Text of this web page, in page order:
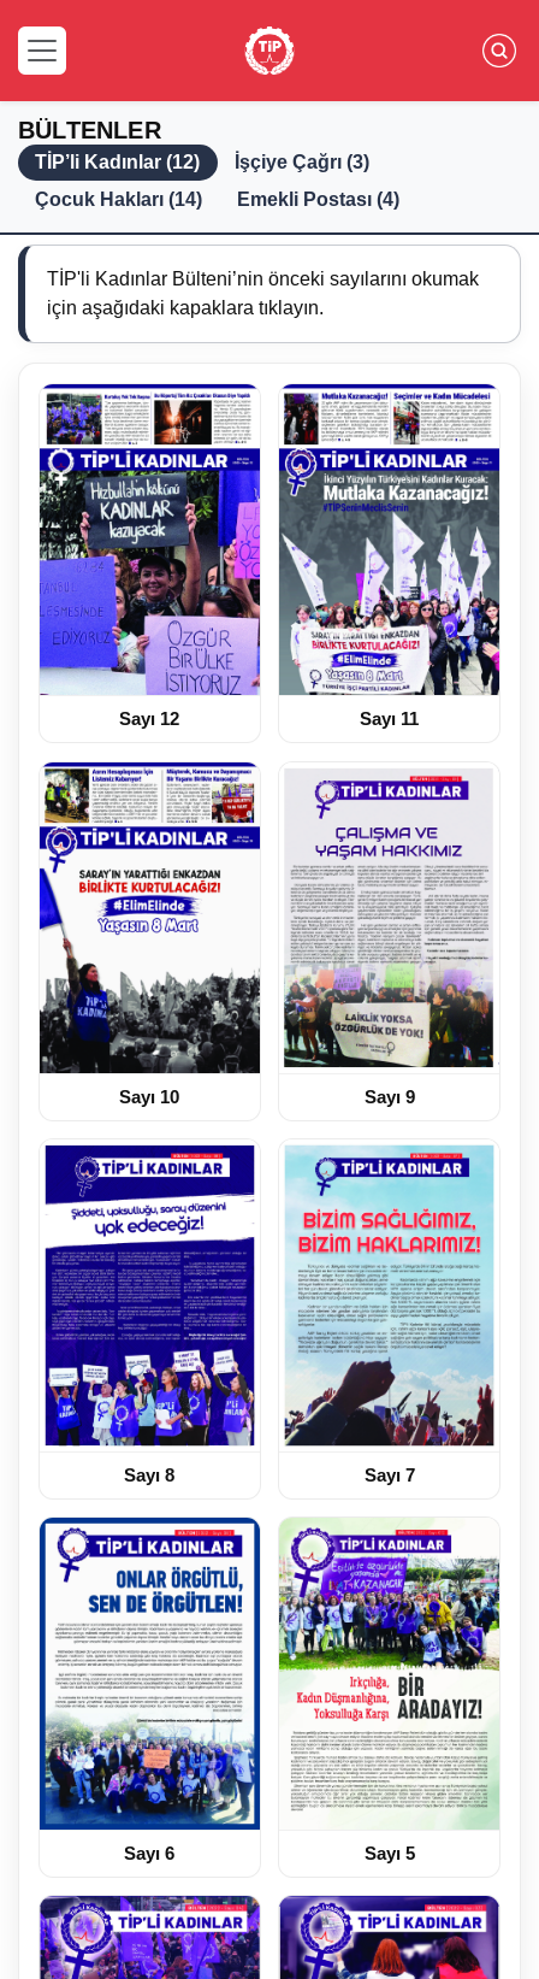
BÜLTENLER
TİP’li Kadınlar (12)
İşçiye Çağrı (3)
Çocuk Hakları (14)
Emekli Postası (4)
TİP'li Kadınlar Bülteni’nin önceki sayılarını okumak
için aşağıdaki kapaklara tıklayın.
Sayı 12 Sayı 11
Sayı 10 Sayı 9
Sayı 8 Sayı 7
Sayı 6 Sayı 5